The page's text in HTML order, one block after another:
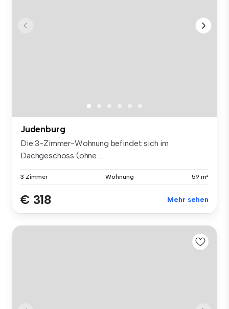
Judenburg
Die 3-Zimmer-Wohnung befindet sich im
Dachgeschoss (ohne ...
3 Zimmer Wohnung 59 m²
€ 318 Mehr sehen